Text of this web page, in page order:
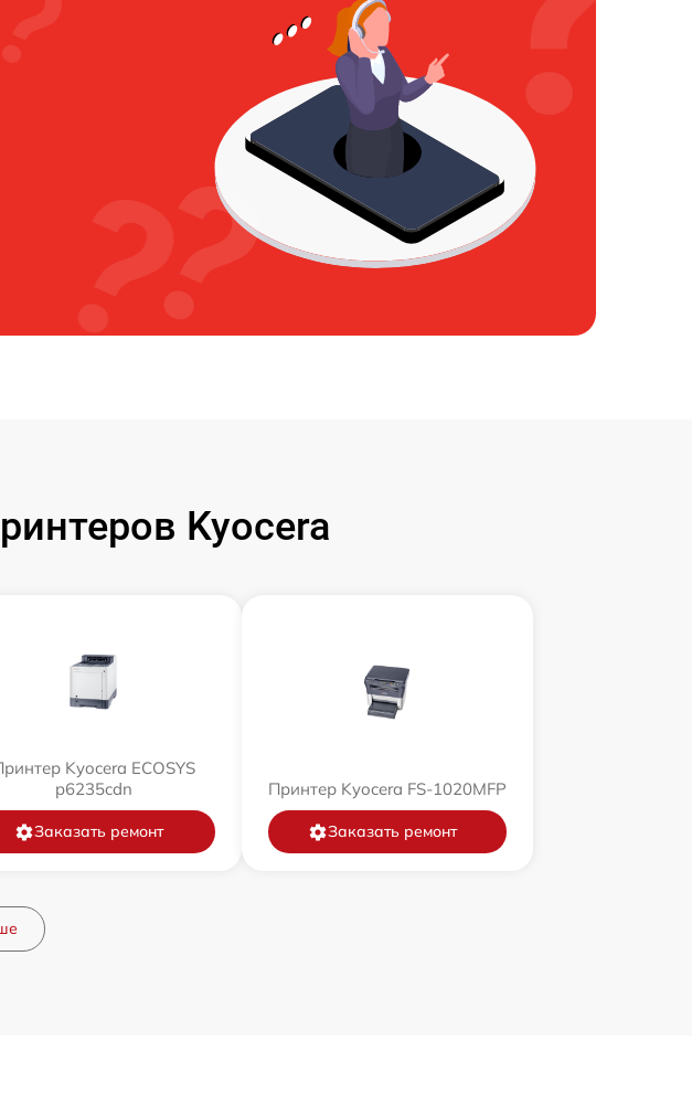
Kyocera
Kyocera ECOSYS
p6235cdn
Заказать ремонт
Принтер Kyocera FS-1020MFP
Заказать ремонт